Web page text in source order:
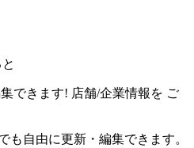
できます! 店舗/企業情報を ご
も自由に更新・編集できます。